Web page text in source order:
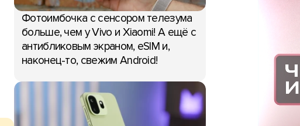
Фотоимбочка с сенсором телезума
больше, чем у Vivo и Xiaomi! А ещё с
антибликовым экраном, eSIM и,
наконец-то, свежим Android!